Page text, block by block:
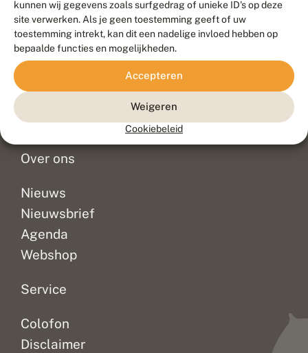
kunnen wij gegevens zoals surfgedrag of unieke ID's op deze
site verwerken. Als je geen toestemming geeft of uw
toestemming intrekt, kan dit een nadelige invloed hebben op
bepaalde functies en mogelijkheden.
Accepteren
Weigeren
Cookiebeleid
Contact
Veelgestelde vragen
Doneer
Over ons
Nieuws
Nieuwsbrief
Agenda
Webshop
Service
Colofon
Disclaimer
Duurzaam ontwikkeld door
Go2People
, ontworpen door
Blue Field Agency
Privacy
Disclaimer
Sitemap